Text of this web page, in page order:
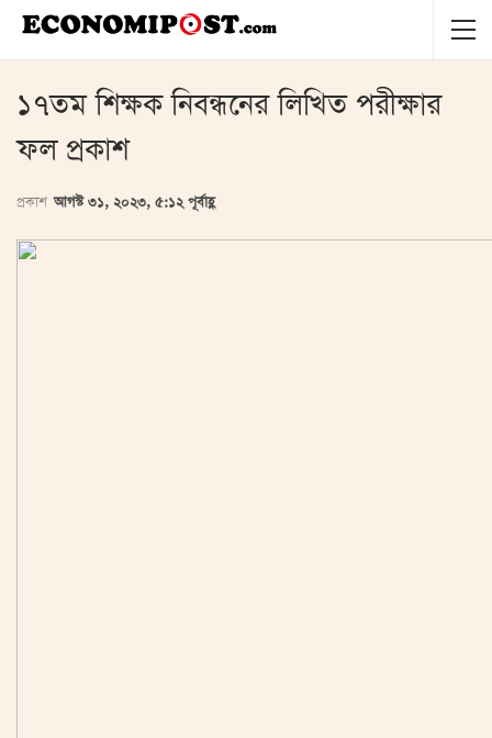
১৭তম শিক্ষক নিবন্ধনের লিখিত পরীক্ষার
ফল প্রকাশ
প্রকাশ আগস্ট ৩১, ২০২৩, ৫:১২ পূর্বাহ্ণ